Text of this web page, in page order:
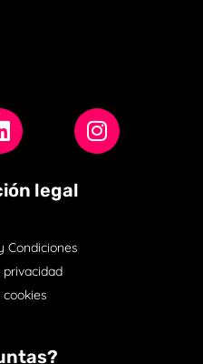
legal
Condiciones
privacidad
cookies